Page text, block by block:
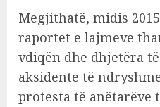
Megjithatë, midis
raportet e lajmeve
vdiqën dhe dhjetëra
aksidente të
protesta të anëtarëve